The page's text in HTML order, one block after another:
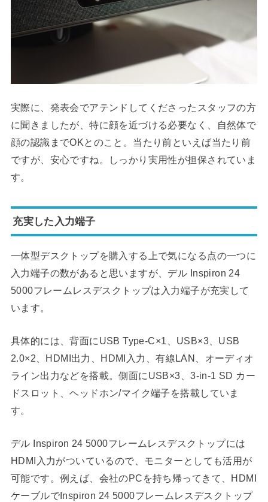
実際に、発表会でアテンドしてくださったスタッフの方
に聞きましたが、特に顔を近づける必要なく、自然体で
顔の認識までOKとのこと。当たり前といえば当たり前
ですが、安心ですね。しっかり実用性が担保されていま
す。
充実した入力端子
一体型デスクトップを購入する上で気になる点の一つに
入力端子の数があると思いますが、デル Inspiron 24
5000フレームレスデスクトップは入力端子が充実して
います。
具体的には、背面にUSB Type-C×1、USB×3、USB
2.0×2、HDMI出力、HDMI入力、有線LAN、オーディオ
ライン出力などを搭載。側面にUSB×3、3-in-1 SD カー
ドスロット、ヘッドホン/マイク端子を搭載していま
す。
デル Inspiron 24 5000フレームレスデスクトップには
HDMI入力がついているので、モニターとしても活用が
可能です。例えば、会社のPCを持ち帰ってきて、HDMI
ケーブルでInspiron 24 5000フレームレスデスクトップ